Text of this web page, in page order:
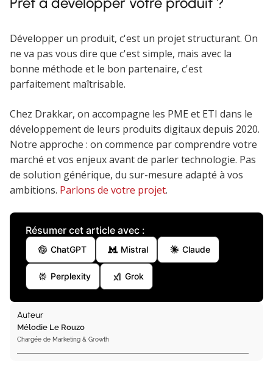
Développer un produit, c'est un projet structurant. On
ne va pas vous dire que c'est simple, mais avec la
bonne méthode et le bon partenaire, c'est
parfaitement maîtrisable.
Chez Drakkar, on accompagne les PME et ETI dans le
développement de leurs produits digitaux depuis 2020.
Notre approche : on commence par comprendre votre
marché et vos enjeux avant de parler technologie. Pas
de solution générique, du sur-mesure adapté à vos
ambitions. Parlons de votre projet.
Résumer cet article avec :
ChatGPT Mistral Claude
Perplexity Grok
Auteur
Mélodie Le Rouzo
Chargée de Marketing & Growth